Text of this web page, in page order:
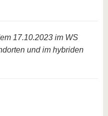
17.10.2023 im WS
und im hybriden